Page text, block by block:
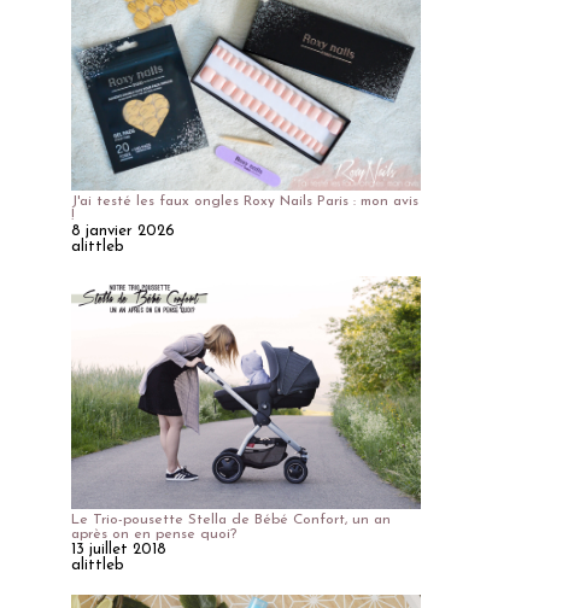
J'ai testé les faux ongles Roxy Nails Paris : mon avis
!
8 janvier 2026
alittleb
Le Trio-pousette Stella de Bébé Confort, un an
après on en pense quoi?
13 juillet 2018
alittleb